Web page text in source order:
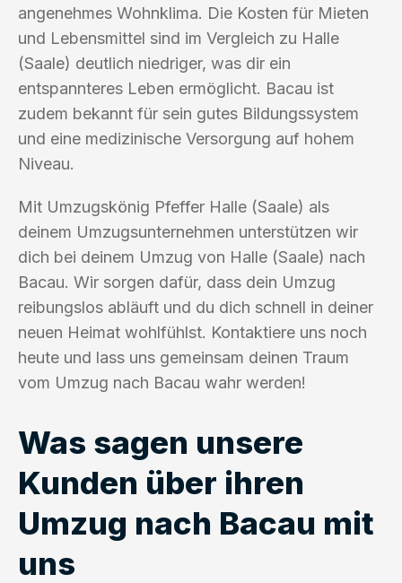
angenehmes Wohnklima. Die Kosten für Mieten
und Lebensmittel sind im Vergleich zu Halle
(Saale) deutlich niedriger, was dir ein
entspannteres Leben ermöglicht. Bacau ist
zudem bekannt für sein gutes Bildungssystem
und eine medizinische Versorgung auf hohem
Niveau.
Mit Umzugskönig Pfeffer Halle (Saale) als
deinem Umzugsunternehmen unterstützen wir
dich bei deinem Umzug von Halle (Saale) nach
Bacau. Wir sorgen dafür, dass dein Umzug
reibungslos abläuft und du dich schnell in deiner
neuen Heimat wohlfühlst. Kontaktiere uns noch
heute und lass uns gemeinsam deinen Traum
vom Umzug nach Bacau wahr werden!
Was sagen unsere
Kunden über ihren
Umzug nach Bacau mit
uns